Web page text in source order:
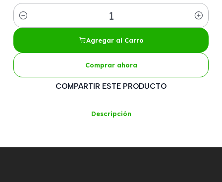
Cantidad
Agregar al Carro
Comprar ahora
COMPARTIR ESTE PRODUCTO
Descripción